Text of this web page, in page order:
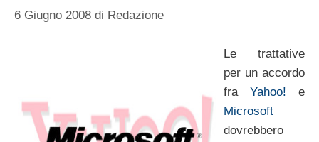
6 Giugno 2008 di Redazione
Le trattative
per un accordo
fra Yahoo! e
Microsoft
dovrebbero